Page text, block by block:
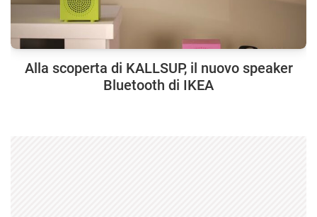
Alla scoperta di KALLSUP, il nuovo speaker
Bluetooth di IKEA